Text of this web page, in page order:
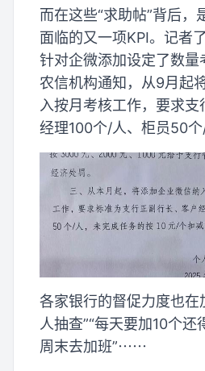
而在这些“求助帖”背后，
面临的又一项KPI。记者
针对企微添加设定了数量
农信机构通知，从9月起
入按月考核工作，要求支
经理100个/人、柜员50个/
各家银行的督促力度也在
人抽查”“每天要加10个还
周末去加班”⋯⋯